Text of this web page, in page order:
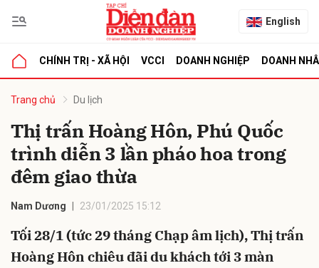
English
CHÍNH TRỊ - XÃ HỘI VCCI DOANH NGHIỆP DOANH
Trang chủ Du lịch
Thị trấn Hoàng Hôn, Phú Quốc
trình diễn 3 lần pháo hoa trong
đêm giao thừa
Nam Dương 23/01/2025 15:12
Tối 28/1 (tức 29 tháng Chạp âm lịch), Thị trấn
Hoàng Hôn chiêu đãi du khách tới 3 màn
luận
Hủy